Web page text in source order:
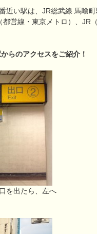
近い駅は、JR総武線 馬喰
都営線・東京メトロ）、JR
らのアクセスをご紹介！
を出たら、左へ